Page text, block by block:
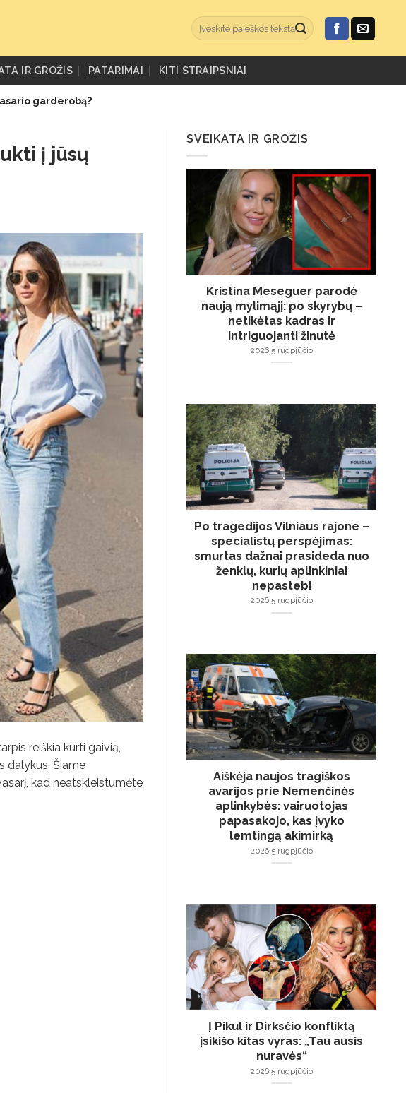
IR GROŽIS PATARIMAI KITI STRAIPSNIAI
garderobą?
į jūsų
reiškia kurti gaivią,
dalykus. Šiame
kad neatskleistumėte
SVEIKATA IR GROŽIS
Kristina Meseguer parodė
naują mylimąjį: po skyrybų –
netikėtas kadras ir
intriguojanti žinutė
2026 5 rugpjūčio
Po tragedijos Vilniaus rajone –
specialistų perspėjimas:
smurtas dažnai prasideda nuo
ženklų, kurių aplinkiniai
nepastebi
2026 5 rugpjūčio
Aiškėja naujos tragiškos
avarijos prie Nemenčinės
aplinkybės: vairuotojas
papasakojo, kas įvyko
lemtingą akimirką
2026 5 rugpjūčio
Į Pikul ir Dirksčio konfliktą
įsikišo kitas vyras: „Tau ausis
nuravės“
2026 5 rugpjūčio